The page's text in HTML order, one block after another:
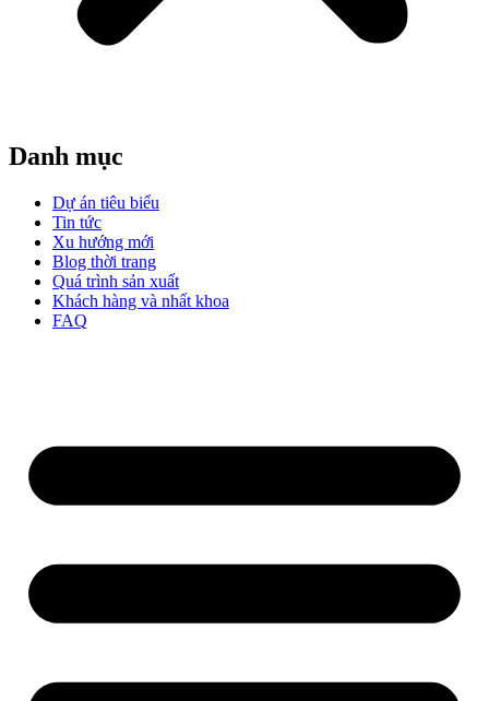
Danh mục
Dự án tiêu biểu
Tin tức
Xu hướng mới
Blog thời trang
Quá trình sản xuất
Khách hàng và nhất khoa
FAQ